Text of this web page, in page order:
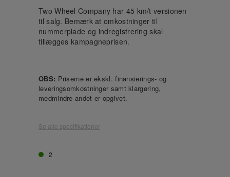
Two Wheel Company har 45 km/t versionen
til salg. Bemærk at omkostninger til
nummerplade og indregistrering skal
tillægges kampagneprisen.
OBS: Priserne er ekskl. finansierings- og
leveringsomkostninger samt klargøring,
medmindre andet er opgivet.
Se alle specifikationer
2